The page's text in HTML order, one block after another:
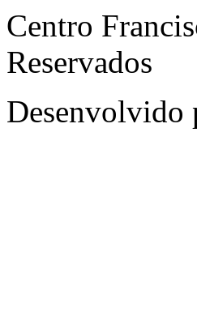
Centro
Reservados
Desenvolvido